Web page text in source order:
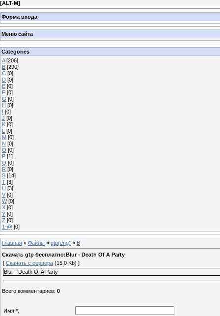
[ALT-M]
Форма входа
Меню сайта
Categories
A [206]
B [290]
C [0]
D [0]
E [0]
F [0]
G [0]
H [0]
I [0]
J [0]
K [0]
L [0]
M [0]
N [0]
O [0]
P [1]
Q [0]
R [0]
S [14]
T [3]
U [3]
V [0]
W [0]
X [0]
Y [0]
Z [0]
1-@ [0]
Главная » Файлы » gtp(eng) » B
Скачать gtp бесплатно:Blur - Death Of A Party
[ Скачать с сервера (15.0 Kb) ]
Blur - Death Of A Party
Всего комментариев: 0
Имя *: